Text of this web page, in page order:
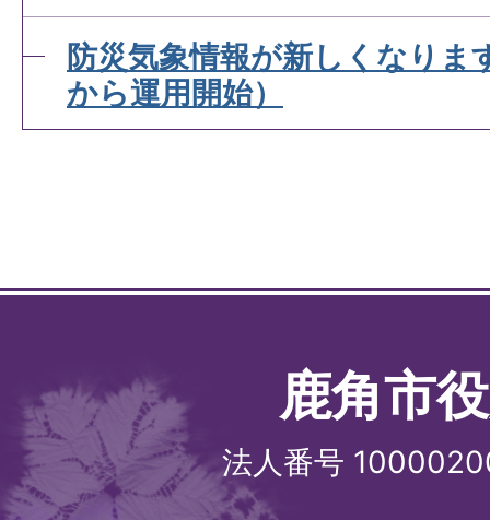
防災気象情報が新しくなり
から運用開始）
鹿角市
法人番号